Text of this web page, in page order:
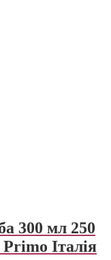
300 мл 250
Італія